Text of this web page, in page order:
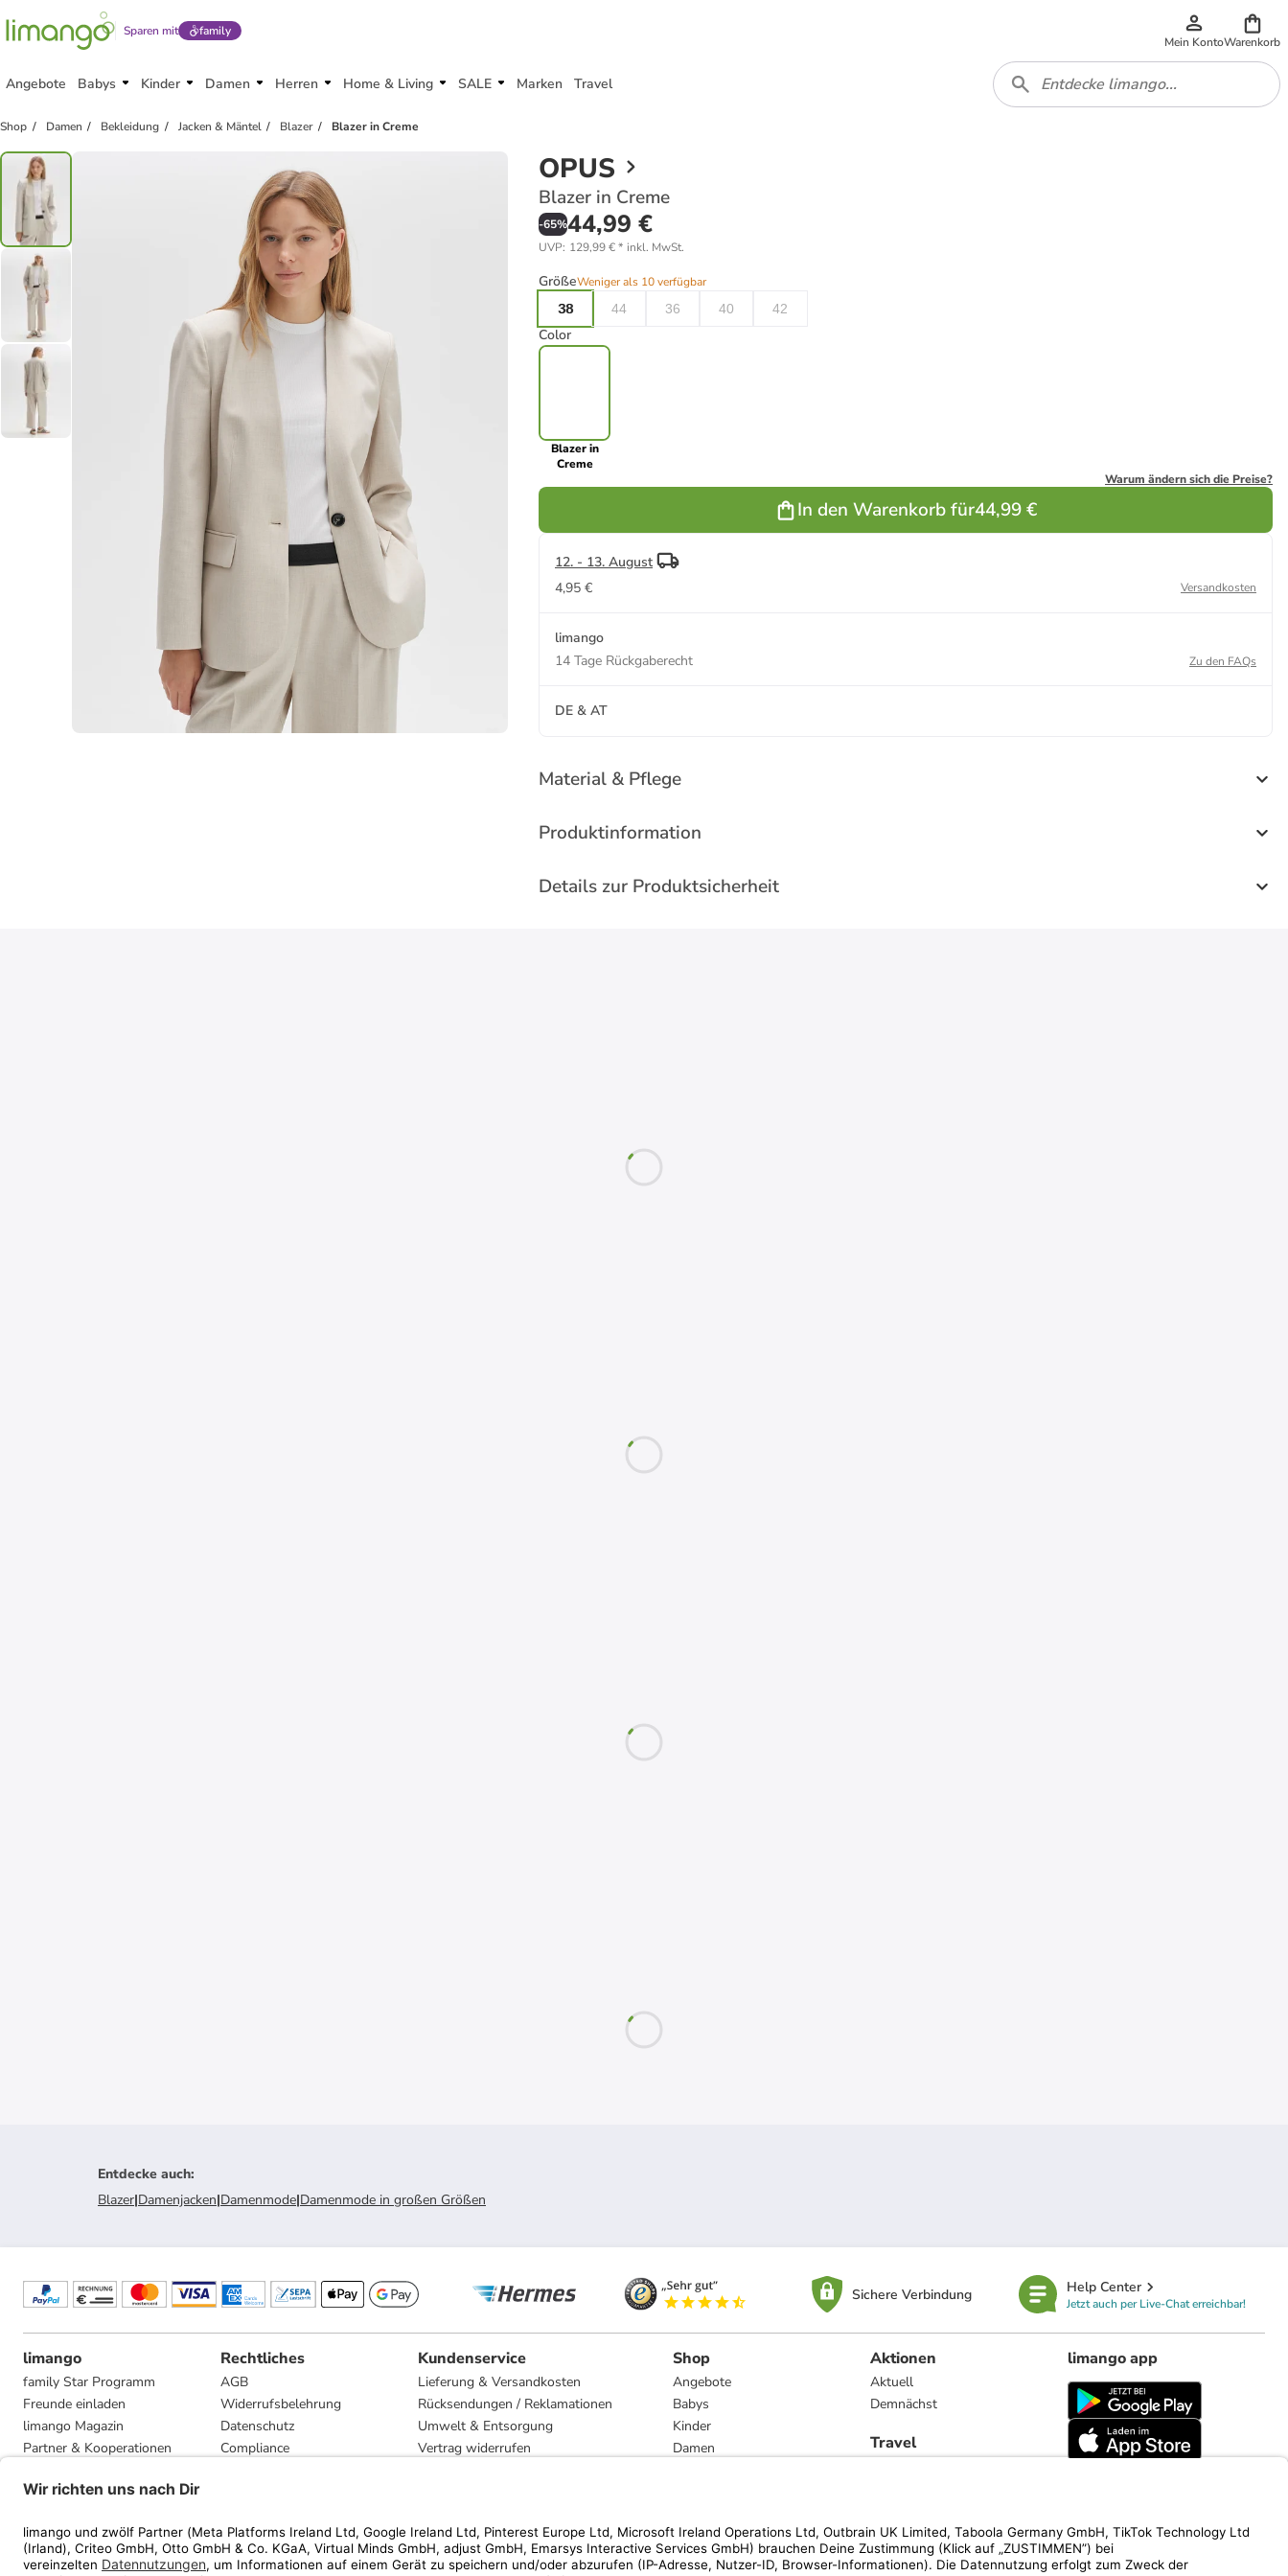
Sparen mit family
Mein KontoWarenkorb
Angebote Babys Kinder Damen Herren Home & Living SALE Marken Travel
Shop Damen Bekleidung Jacken & Mäntel Blazer Blazer in Creme
OPUS
Blazer in Creme
-65%44,99 €
UVP: 129,99 €* inkl. MwSt.
GrößeWeniger als 10 verfügbar
38
44 36 40 42
Color
Blazer in
Creme
Warum ändern sich die Preise?
In den Warenkorb für44,99 €
12. - 13. August
4,95 €
Versandkosten
limango
14 Tage Rückgaberecht
Zu den FAQs
DE & AT
Material & Pflege
Produktinformation
Details zur Produktsicherheit
Entdecke auch:
Blazer|Damenjacken|Damenmode|Damenmode in großen Größen
Sichere Verbindung Help Center
Jetzt auch per Live-Chat erreichbar!
limango
family Star Programm
Freunde einladen
limango Magazin
Partner & Kooperationen
Presse
Rechtliches
AGB
Widerrufsbelehrung
Datenschutz
Compliance
Kundenservice
Lieferung & Versandkosten
Rücksendungen / Reklamationen
Umwelt & Entsorgung
Vertrag widerrufen
Shop
Angebote
Babys
Kinder
Damen
Marken
Aktionen
Aktuell
Demnächst
Travel
limango app